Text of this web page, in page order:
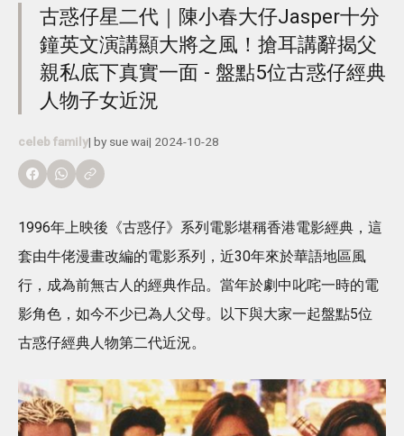
古惑仔星二代｜陳小春大仔Jasper十分
鐘英文演講顯大將之風！搶耳講辭揭父
親私底下真實一面 - 盤點5位古惑仔經典
人物子女近況
celeb family| by sue wai| 2024-10-28
1996年上映後《古惑仔》系列電影堪稱香港電影經典，這
套由牛佬漫畫改編的電影系列，近30年來於華語地區風
行，成為前無古人的經典作品。當年於劇中叱咤一時的電
影角色，如今不少已為人父母。以下與大家一起盤點5位
古惑仔經典人物第二代近況。